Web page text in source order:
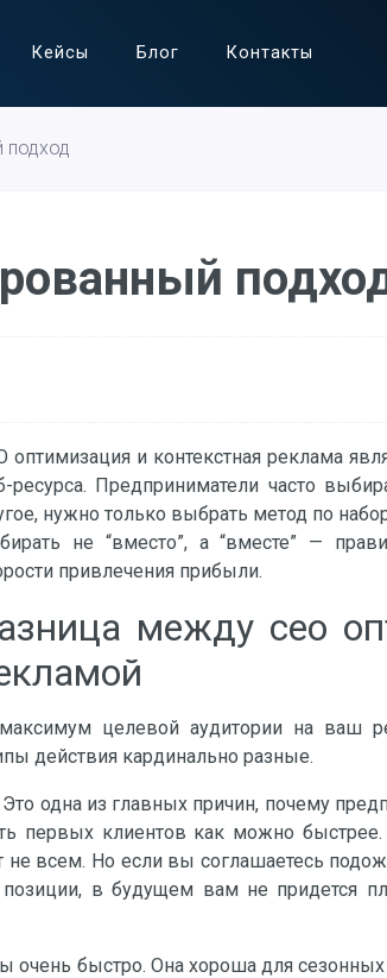
Кейсы Блог Контакты
подход
оптимизация и контекстная реклама
ресурса. Предприниматели часто
нужно только выбрать метод по
не “вместо”, а “вместе” —
привлечения прибыли.
между сео
целевой аудитории на ваш
действия кардинально разные.
одна из главных причин, почему
первых клиентов как можно
не всем. Но если вы соглашаетесь
в будущем вам не придется
очень быстро. Она хороша для